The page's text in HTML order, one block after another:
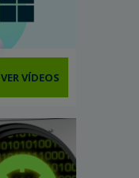
VER VÍDEOS